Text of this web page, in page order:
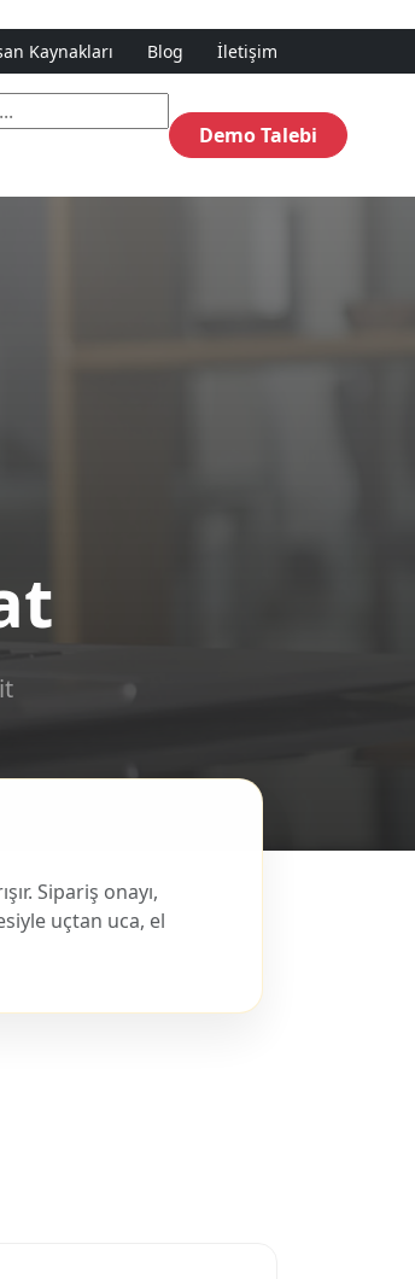
Kaynakları Blog İletişim
Demo Talebi
Sipariş onayı,
uçtan uca, el